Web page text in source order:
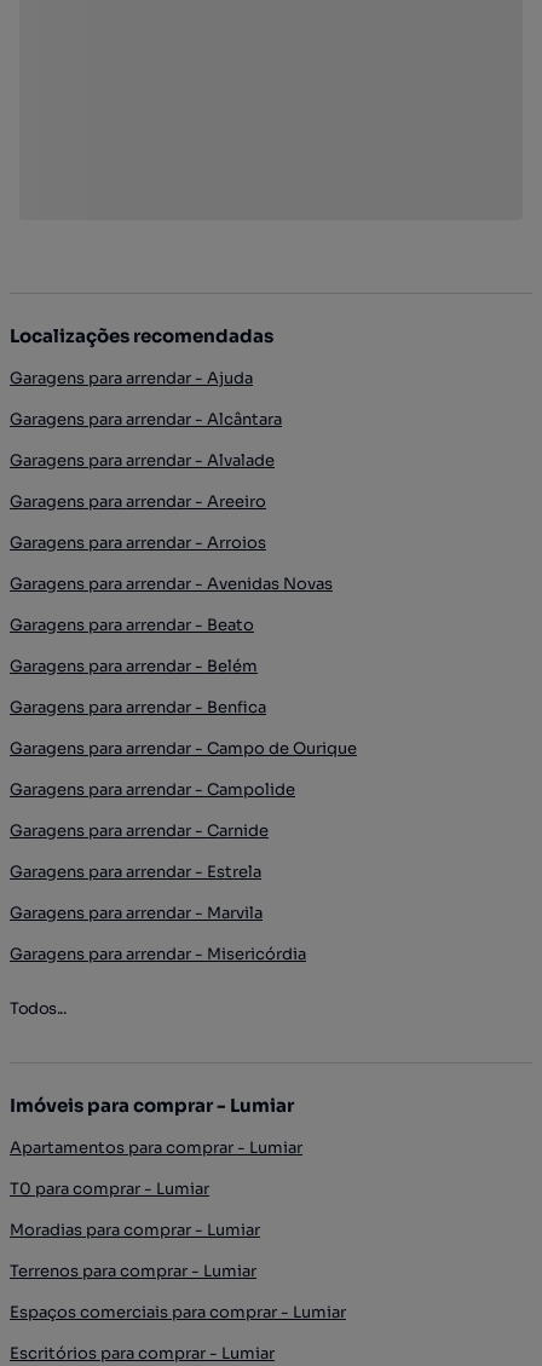
Localizações recomendadas
Garagens para arrendar - Ajuda
Garagens para arrendar - Alcântara
Garagens para arrendar - Alvalade
Garagens para arrendar - Areeiro
Garagens para arrendar - Arroios
Garagens para arrendar - Avenidas Novas
Garagens para arrendar - Beato
Garagens para arrendar - Belém
Garagens para arrendar - Benfica
Garagens para arrendar - Campo de Ourique
Garagens para arrendar - Campolide
Garagens para arrendar - Carnide
Garagens para arrendar - Estrela
Garagens para arrendar - Marvila
Garagens para arrendar - Misericórdia
Todos...
Imóveis para comprar - Lumiar
Apartamentos para comprar - Lumiar
T0 para comprar - Lumiar
Moradias para comprar - Lumiar
Terrenos para comprar - Lumiar
Espaços comerciais para comprar - Lumiar
Escritórios para comprar - Lumiar